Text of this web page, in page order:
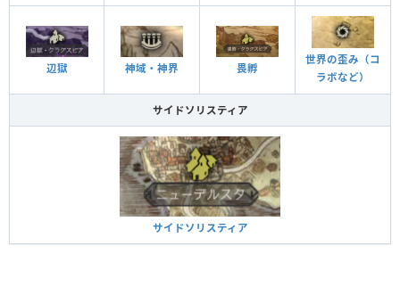
辺獄 神域・神界 畏孵
世界の歪み（コ
ラボなど）
サイドソリスティア
サイドソリスティア